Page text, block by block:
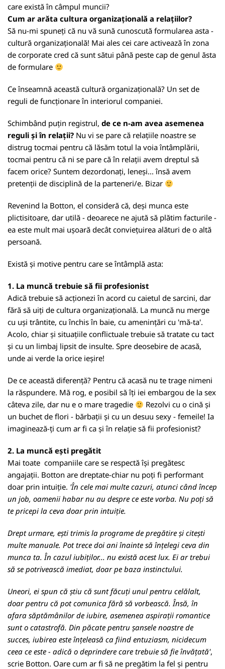
care există în câmpul muncii?
Cum ar arăta cultura organizațională a relațiilor?
Să nu-mi spuneți că nu vă sună cunoscută formularea asta -
cultură organizațională! Mai ales cei care activează în zona
de corporate cred că sunt sătui până peste cap de genul ăsta
de formulare
Ce înseamnă această cultură organizațională? Un set de
reguli de funcționare în interiorul companiei.
Schimbând puțin registrul, de ce n-am avea asemenea
reguli și în relații? Nu vi se pare că relațiile noastre se
distrug tocmai pentru că lăsăm totul la voia întâmplării,
tocmai pentru că ni se pare că în relații avem dreptul să
facem orice? Suntem dezordonați, leneși... însă avem
pretenții de disciplină de la parteneri/e. Bizar
Revenind la Botton, el consideră că, deși munca este
plictisitoare, dar utilă - deoarece ne ajută să plătim facturile -
ea este mult mai ușoară decât conviețuirea alături de o altă
persoană.
Există și motive pentru care se întâmplă asta:
1. La muncă trebuie să fii profesionist
Adică trebuie să acționezi în acord cu caietul de sarcini, dar
fără să uiți de cultura organizațională. La muncă nu merge
cu uși trântite, cu închis în baie, cu amenințări cu 'mă-ta'.
Acolo, chiar și situațiile conflictuale trebuie să tratate cu tact
și cu un limbaj lipsit de insulte. Spre deosebire de acasă,
unde ai verde la orice ieșire!
De ce această diferență? Pentru că acasă nu te trage nimeni
la răspundere. Mă rog, e posibil să îți iei embargou de la sex
câteva zile, dar nu e o mare tragedie
Rezolvi cu o cină și
un buchet de flori - bărbații și cu un desuu sexy - femeile! Ia
imaginează-ți cum ar fi ca și în relație să fii profesionist?
2. La muncă ești pregătit
Mai toate companiile care se respectă își pregătesc
angajații. Botton are dreptate-chiar nu poți fi performant
doar prin intuiție. 'În cele mai multe cazuri, atunci când încep
un job, oamenii habar nu au despre ce este vorba. Nu poți să
te pricepi la ceva doar prin intuiție.
Drept urmare, ești trimis la programe de pregătire și citești
multe manuale. Pot trece doi ani înainte să înțelegi ceva din
munca ta. În cazul iubiților... nu există acest lux. Ei ar trebui
să se potrivească imediat, doar pe baza instinctului.
Uneori, ei spun că știu că sunt făcuți unul pentru celălalt,
doar pentru că pot comunica fără să vorbească. Însă, în
afara săptămânilor de iubire, asemenea aspirații romantice
sunt o catastrofă. Din păcate pentru șansele noastre de
succes, iubirea este înțeleasă ca fiind entuziasm, nicidecum
ceea ce este - adică o deprindere care trebuie să fie învățată',
scrie Botton. Oare cum ar fi să ne pregătim la fel și pentru